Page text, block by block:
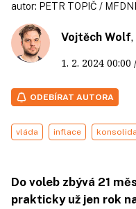
autor: PETR TOPIČ /
Vojtěch Wolf
1. 2. 2024 00:00
ODEBÍRAT AUTORA
vláda inflace
Do voleb zbývá 21
prakticky už jen rok